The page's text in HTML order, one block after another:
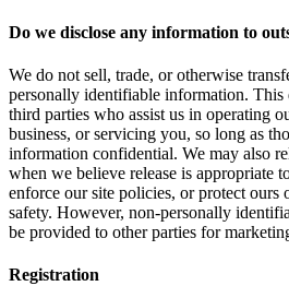
Do we disclose any information to
We do not sell, trade, or otherwise
personally identifiable information. This
third parties who assist us in operating
business, or servicing you, so long as
information confidential. We may also
when we believe release is appropriate
enforce our site policies, or protect ours
safety. However, non-personally
be provided to other parties for
Registration